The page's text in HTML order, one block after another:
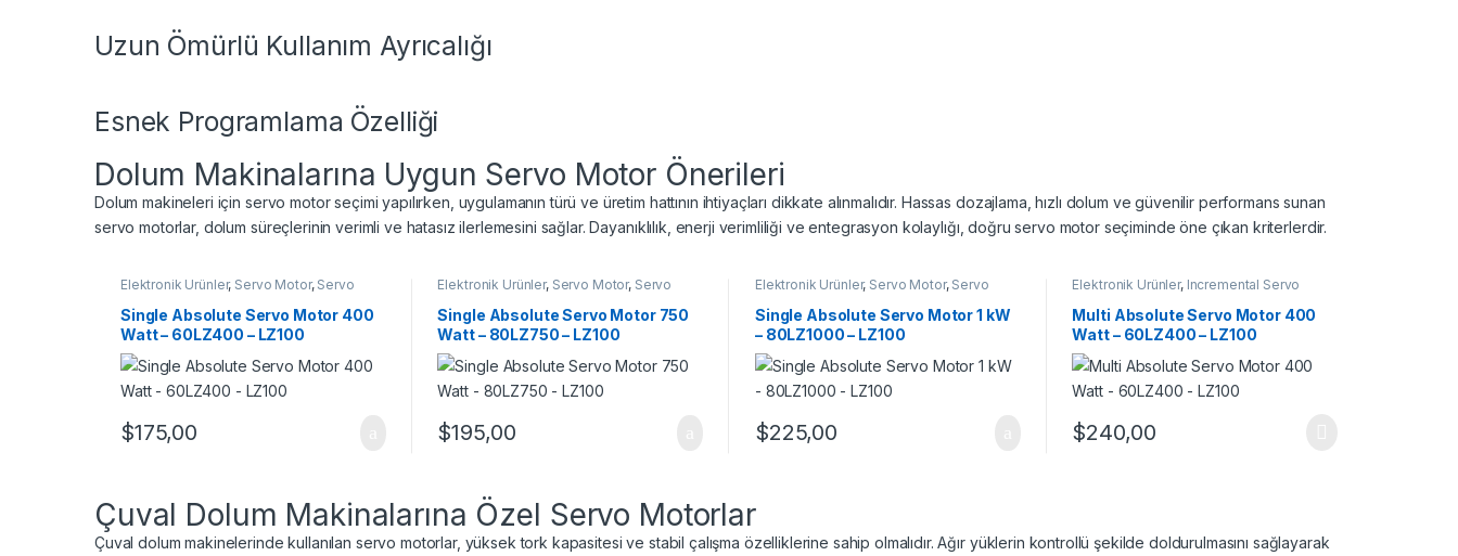
Uzun Ömürlü Kullanım Ayrıcalığı
Esnek Programlama Özelliği
Dolum Makinalarına Uygun Servo Motor Önerileri
Dolum makineleri için servo motor seçimi yapılırken, uygulamanın türü ve üretim hattının ihtiyaçları dikkate alınmalıdır. Hassas dozajlama, hızlı dolum ve güvenilir performans sunan
servo motorlar, dolum süreçlerinin verimli ve hatasız ilerlemesini sağlar. Dayanıklılık, enerji verimliliği ve entegrasyon kolaylığı, doğru servo motor seçiminde öne çıkan kriterlerdir.
Elektronik Ürünler, Servo Motor, Servo
Single Absolute Servo Motor 400
Watt – 60LZ400 – LZ100
$175,00
Elektronik Ürünler, Servo Motor, Servo
Single Absolute Servo Motor 750
Watt – 80LZ750 – LZ100
$195,00
Elektronik Ürünler, Servo Motor, Servo
Single Absolute Servo Motor 1 kW
– 80LZ1000 – LZ100
$225,00
Elektronik Ürünler, Incremental Servo
Multi Absolute Servo Motor 400
Watt – 60LZ400 – LZ100
$240,00
Çuval Dolum Makinalarına Özel Servo Motorlar
Çuval dolum makinelerinde kullanılan servo motorlar, yüksek tork kapasitesi ve stabil çalışma özelliklerine sahip olmalıdır. Ağır yüklerin kontrollü şekilde doldurulmasını sağlayarak